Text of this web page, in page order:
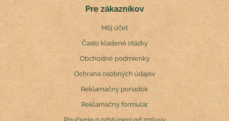
Pre zákazníkov
Môj účet
Často kladené otázky
Obchodné podmienky
Ochrana osobných údajov
Reklamačný poriadok
Reklamačný formulár